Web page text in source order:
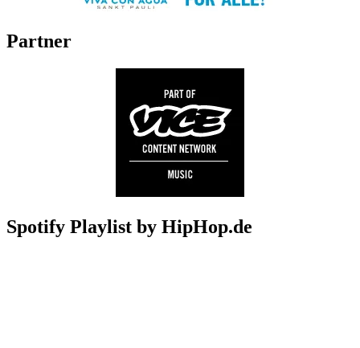
Partner
Spotify Playlist by HipHop.de